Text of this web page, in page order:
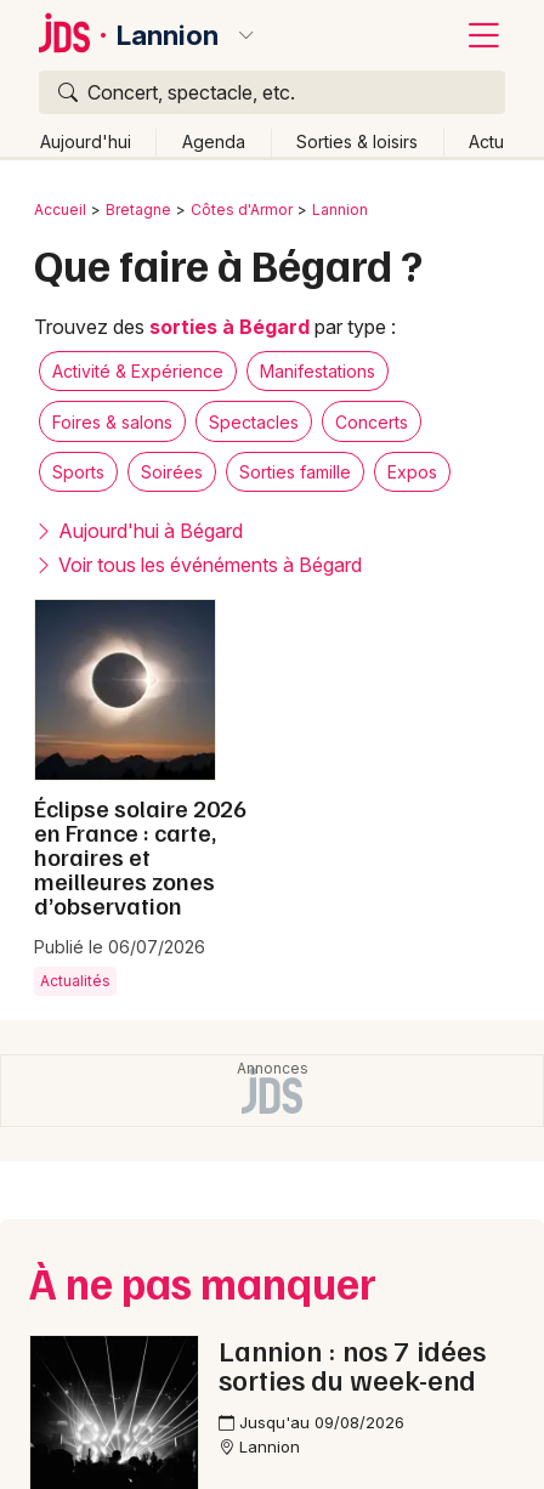
Lannion
Concert, spectacle, etc.
Aujourd'hui Agenda Sorties & loisirs Actu
Publier un événement
Grands événements
Activité & Expérience
Manifestations
Foires & salons
Spectacles
Concerts
Sports
Soirées
Sorties famille
Expos
Sorties & loisirs
Magazine à Lannion
Bordeaux
Lille
Lyon
Marseille
Montpellier
Nantes
Paris
Strasbourg
Toulouse
Toutes les villes
Retour
Accueil Bretagne Côtes d'Armor Lannion
Que faire à Bégard ?
Trouvez des sorties à Bégard par type :
Activité & Expérience Manifestations
Foires & salons Spectacles Concerts
Sports Soirées Sorties famille Expos
Aujourd'hui à Bégard
Voir tous les événéments à Bégard
Éclipse solaire 2026
en France : carte,
horaires et
meilleures zones
d’observation
Publié le 06/07/2026
Actualités
À ne pas manquer
Lannion : nos 7 idées
sorties du week-end
Jusqu'au 09/08/2026
Lannion
Quoi ?
Où ?
Partout
Près de moi Changer de lieu
Quand ?
Effacer les dates
Aujourd'hui
Demain Ce week-end Autre